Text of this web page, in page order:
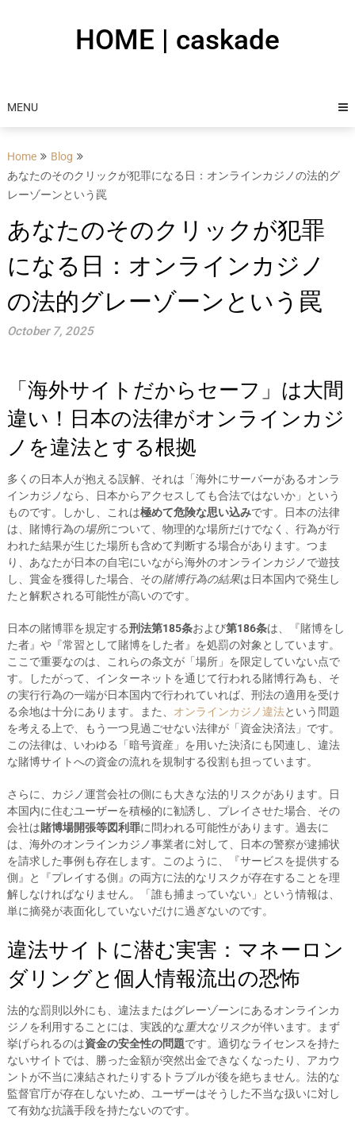
HOME | caskade
MENU
Home
Blog
あなたのそのクリックが犯罪になる日：オンラインカジノの法的グ
レーゾーンという罠
あなたのそのクリックが犯罪
になる日：オンラインカジノ
の法的グレーゾーンという罠
October 7, 2025
「海外サイトだからセーフ」は大間
違い！日本の法律がオンラインカジ
ノを違法とする根拠
多くの日本人が抱える誤解、それは「海外にサーバーがあるオンラ
インカジノなら、日本からアクセスしても合法ではないか」という
ものです。しかし、これは極めて危険な思い込みです。日本の法律
は、賭博行為の場所について、物理的な場所だけでなく、行為が行
われた結果が生じた場所も含めて判断する場合があります。つま
り、あなたが日本の自宅にいながら海外のオンラインカジノで遊技
し、賞金を獲得した場合、その賭博行為の結果は日本国内で発生し
たと解釈される可能性が高いのです。
日本の賭博罪を規定する刑法第185条および第186条は、『賭博をし
た者』や『常習として賭博をした者』を処罰の対象としています。
ここで重要なのは、これらの条文が「場所」を限定していない点で
す。したがって、インターネットを通じて行われる賭博行為も、そ
の実行行為の一端が日本国内で行われていれば、刑法の適用を受け
る余地は十分にあります。また、 オンラインカジノ違法という問題
を考える上で、もう一つ見過ごせない法律が「資金決済法」です。
この法律は、いわゆる「暗号資産」を用いた決済にも関連し、違法
な賭博サイトへの資金の流れを規制する役割も担っています。
さらに、カジノ運営会社の側にも大きな法的リスクがあります。日
本国内に住むユーザーを積極的に勧誘し、プレイさせた場合、その
会社は賭博場開張等図利罪に問われる可能性があります。過去に
は、海外のオンラインカジノ事業者に対して、日本の警察が逮捕状
を請求した事例も存在します。このように、『サービスを提供する
側』と『プレイする側』の両方に法的なリスクが存在することを理
解しなければなりません。「誰も捕まっていない」という情報は、
単に摘発が表面化していないだけに過ぎないのです。
違法サイトに潜む実害：マネーロン
ダリングと個人情報流出の恐怖
法的な罰則以外にも、違法またはグレーゾーンにあるオンラインカ
ジノを利用することには、実践的な重大なリスクが伴います。まず
挙げられるのは資金の安全性の問題です。適切なライセンスを持た
ないサイトでは、勝った金額が突然出金できなくなったり、アカウ
ントが不当に凍結されたりするトラブルが後を絶ちません。法的な
監督官庁が存在しないため、ユーザーはそうした不当な扱いに対し
て有効な抗議手段を持たないのです。